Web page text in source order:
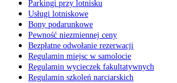
Parkingi przy lotnisku
Usługi lotniskowe
Bony podarunkowe
Pewność niezmiennej ceny
Bezpłatne odwołanie rezerwacji
Regulamin miejsc w samolocie
Regulamin wycieczek fakultatywnych
Regulamin szkoleń narciarskich